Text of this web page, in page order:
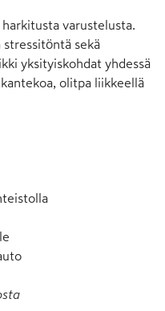
varustelusta.
sekä
yksityiskohdat yhdessä
olitpa liikkeellä